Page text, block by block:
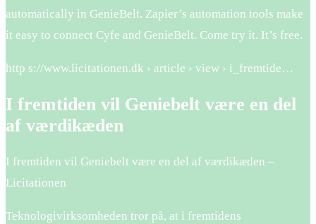
automatically in GenieBelt. Zapier’s automation tools make
it easy to connect Cyfe and GenieBelt. Come try it. It’s free.
http s://www.licitationen.dk › article › view › i_fremtide…
I fremtiden vil Geniebelt være en del
af værdikæden
I fremtiden vil Geniebelt være en del af værdikæden –
Licitationen
Teknologivirksomheden tror på, at i fremtidens